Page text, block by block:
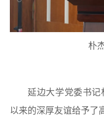
朴
延边大学党委书
以来的深厚友谊给予了